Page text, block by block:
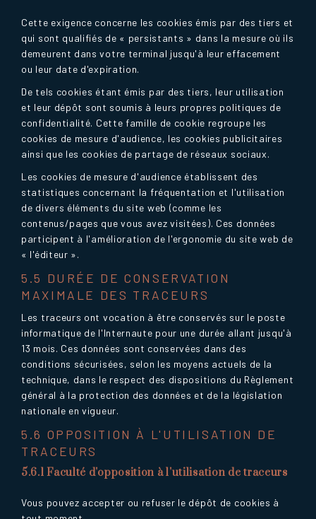
Cette exigence concerne les cookies émis par des tiers et
qui sont qualifiés de « persistants » dans la mesure où ils
demeurent dans votre terminal jusqu'à leur effacement
ou leur date d'expiration.
De tels cookies étant émis par des tiers, leur utilisation
et leur dépôt sont soumis à leurs propres politiques de
confidentialité. Cette famille de cookie regroupe les
cookies de mesure d'audience, les cookies publicitaires
ainsi que les cookies de partage de réseaux sociaux.
Les cookies de mesure d'audience établissent des
statistiques concernant la fréquentation et l'utilisation
de divers éléments du site web (comme les
contenus/pages que vous avez visitées). Ces données
participent à l'amélioration de l'ergonomie du site web de
« l'éditeur ».
5.5 DURÉE DE CONSERVATION
MAXIMALE DES TRACEURS
Les traceurs ont vocation à être conservés sur le poste
informatique de l'Internaute pour une durée allant jusqu'à
13 mois. Ces données sont conservées dans des
conditions sécurisées, selon les moyens actuels de la
technique, dans le respect des dispositions du Règlement
général à la protection des données et de la législation
nationale en vigueur.
5.6 OPPOSITION À L'UTILISATION DE
TRACEURS
5.6.1 Faculté d'opposition à l'utilisation de traceurs
Vous pouvez accepter ou refuser le dépôt de cookies à